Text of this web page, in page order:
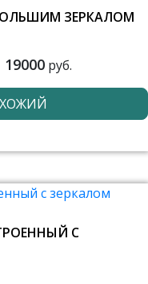
ЗЕРКАЛОМ
19000руб.
С